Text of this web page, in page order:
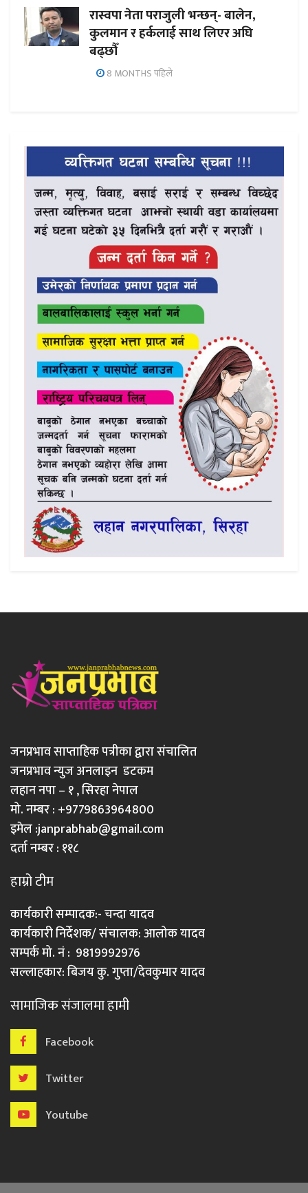
रास्वपा नेता पराजुली भन्छन्- बालेन,
कुलमान र हर्कलाई साथ लिएर अघि
बढ्छौँ
8 MONTHS पहिले
जनप्रभाव साप्ताहिक पत्रीका द्वारा संचालित
जनप्रभाव न्युज अनलाइन डटकम
लहान नपा – १ , सिरहा नेपाल
मो. नम्बर : +9779863964800
इमेल :janprabhab@gmail.com
दर्ता नम्बर : ११८
हाम्रो टीम
कार्यकारी सम्पादक:- चन्दा यादव
कार्यकारी निर्देशक/ संचालक: आलोक यादव
सम्पर्क मो. नं : 9819992976
सल्लाहकार: बिजय कु. गुप्ता/देवकुमार यादव
सामाजिक संजालमा हामी
Facebook
Twitter
Youtube